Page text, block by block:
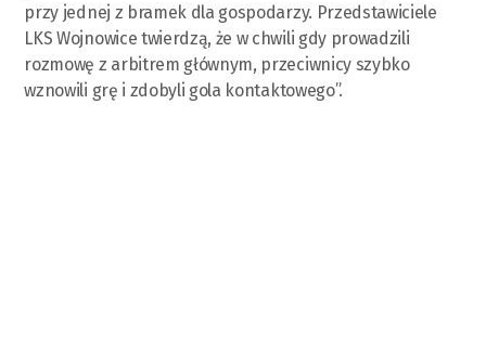
przy jednej z bramek dla gospodarzy. Przedstawiciele
LKS Wojnowice twierdzą, że w chwili gdy prowadzili
rozmowę z arbitrem głównym, przeciwnicy szybko
wznowili grę i zdobyli gola kontaktowego”.